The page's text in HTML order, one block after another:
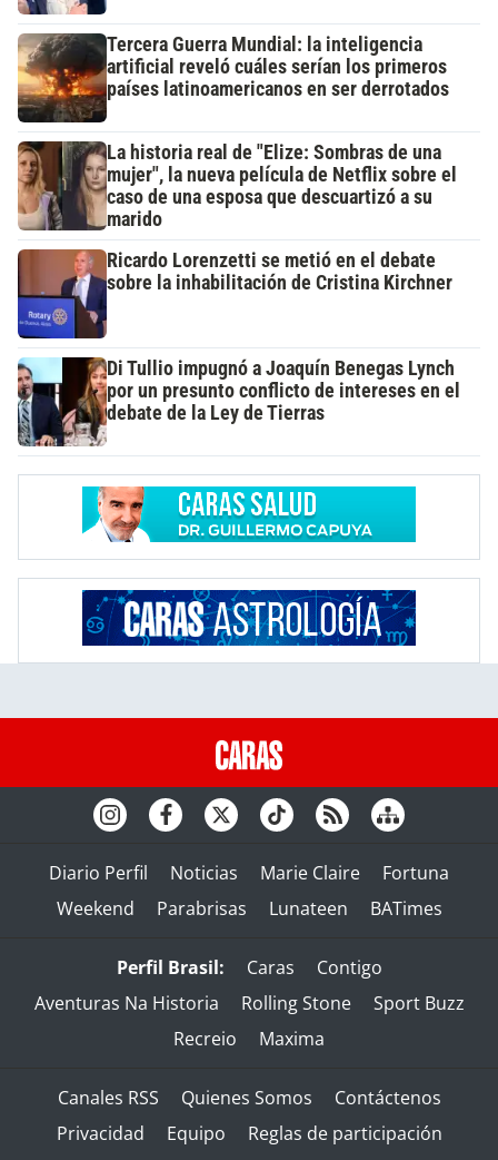
Tercera Guerra Mundial: la inteligencia
artificial reveló cuáles serían los primeros
países latinoamericanos en ser derrotados
La historia real de "Elize: Sombras de una
mujer", la nueva película de Netflix sobre el
caso de una esposa que descuartizó a su
marido
Ricardo Lorenzetti se metió en el debate
sobre la inhabilitación de Cristina Kirchner
Di Tullio impugnó a Joaquín Benegas Lynch
por un presunto conflicto de intereses en el
debate de la Ley de Tierras
Diario Perfil Noticias Marie Claire
Fortuna
Weekend
Parabrisas Lunateen BATimes
Perfil Brasil: Caras
Contigo
Aventuras Na Historia
Rolling Stone
Sport Buzz
Recreio
Maxima
Canales RSS Quienes Somos
Contáctenos
Privacidad
Equipo
Reglas de participación